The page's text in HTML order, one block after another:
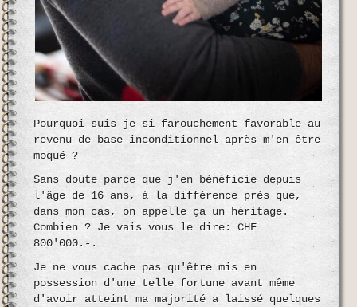
Pourquoi suis-je si farouchement favorable au
revenu de base inconditionnel après m'en être
moqué ?
Sans doute parce que j'en bénéficie depuis
l'âge de 16 ans, à la différence près que,
dans mon cas, on appelle ça un héritage.
Combien ? Je vais vous le dire: CHF
800'000.-.
Je ne vous cache pas qu'être mis en
possession d'une telle fortune avant même
d'avoir atteint ma majorité a laissé quelques